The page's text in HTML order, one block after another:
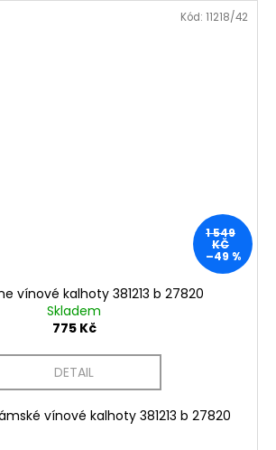
1 549
KČ
–49 %
vínové kalhoty 381213 b 27820
Skladem
775 Kč
DETAIL
vínové kalhoty 381213 b 27820
Kód: 11218/42